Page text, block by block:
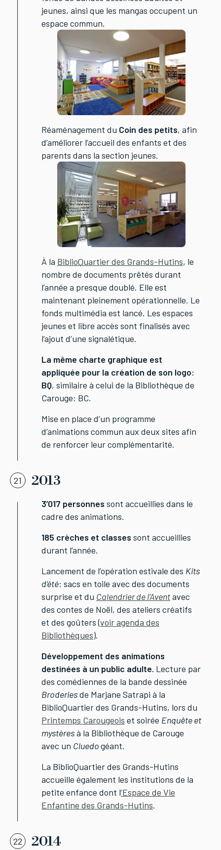
jeunes, ainsi que les mangas occupent un
espace commun.
Réaménagement du Coin des petits, afin
d’améliorer l’accueil des enfants et des
parents dans la section jeunes.
À la BiblioQuartier des Grands-Hutins, le
nombre de documents prêtés durant
l’année a presque doublé. Elle est
maintenant pleinement opérationnelle. Le
fonds multimédia est lancé. Les espaces
jeunes et libre accès sont finalisés avec
l’ajout d’une signalétique.
La même charte graphique est
appliquée pour la création de son logo:
BQ, similaire à celui de la Bibliothèque de
Carouge: BC.
Mise en place d’un programme
d’animations commun aux deux sites afin
de renforcer leur complémentarité.
21 2013
3’017 personnes sont accueillies dans le
cadre des animations.
185 crèches et classes sont accueillies
durant l’année.
Lancement de l’opération estivale des Kits
d’été: sacs en toile avec des documents
surprise et du Calendrier de l’Aventavec
des contes de Noël, des ateliers créatifs
et des goûters (voir agenda des
Bibliothèques).
Développement des animations
destinées à un public adulte. Lecture par
des comédiennes de la bande dessinée
Broderiesde Marjane Satrapi à la
BiblioQuartier des Grands-Hutins, lors du
Printemps Carougeois et soirée Enquête et
mystèresà la Bibliothèque de Carouge
avec un Cluedogéant.
La BiblioQuartier des Grands-Hutins
accueille également les institutions de la
petite enfance dont l’Espace de Vie
Enfantine des Grands-Hutins.
22 2014